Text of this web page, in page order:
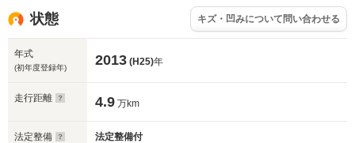
状態 キズ・凹みについて問い合わせる
年式
(初年度登録年) 2013 (H25)年
走行距離 4.9 万km
法定整備 法定整備付